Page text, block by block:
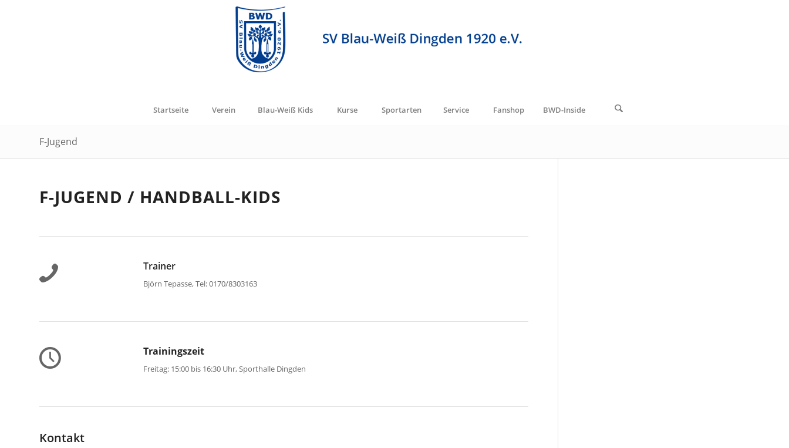
Startseite Verein Blau-Weiß Kids Kurse Sportarten Service Fanshop BWD-Inside
F-Jugend
F-JUGEND / HANDBALL-KIDS
Trainer
Björn Tepasse, Tel: 0170/8303163
Trainingszeit
Freitag: 15:00 bis 16:30 Uhr, Sporthalle Dingden
Kontakt